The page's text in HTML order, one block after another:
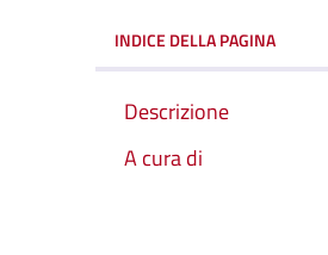
INDICE DELLA PAGINA
Descrizione
A cura di